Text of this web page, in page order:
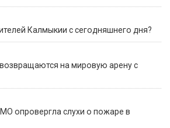
Калмыкии с сегодняшнего дня?
на мировую арену с
опровергла слухи о пожаре в